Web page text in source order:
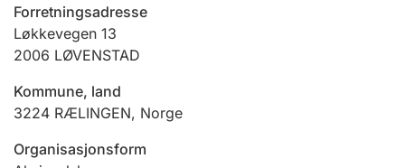
Jeger
Ektepaktveileder
Forretningsadresse
Løkkevegen 13
2006 LØVENSTAD
Kommune, land
3224 RÆLINGEN, Norge
Organisasjonsform